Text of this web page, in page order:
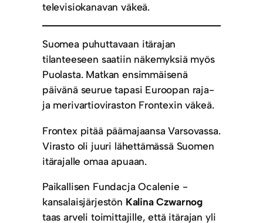
televisiokanavan väkeä.
Suomea puhuttavaan itärajan
tilanteeseen saatiin näkemyksiä myös
Puolasta. Matkan ensimmäisenä
päivänä seurue tapasi Euroopan raja-
ja merivartioviraston Frontexin väkeä.
Frontex pitää päämajaansa Varsovassa.
Virasto oli juuri lähettämässä Suomen
itärajalle omaa apuaan.
Paikallisen Fundacja Ocalenie -
kansalaisjärjestön Kalina Czwarnog
taas arveli toimittajille, että itärajan yli